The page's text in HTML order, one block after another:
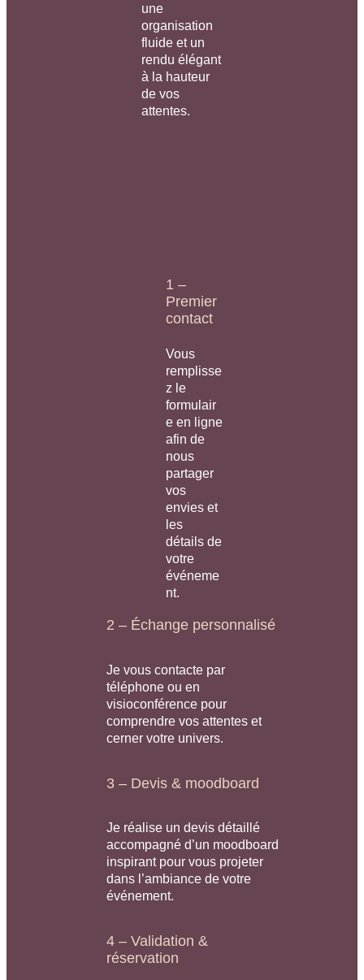
une
organisation
fluide et un
rendu élégant
à la hauteur
de vos
attentes.
1 –
Premier
contact
Vous
remplisse
z le
formulair
e en ligne
afin de
nous
partager
vos
envies et
les
détails de
votre
événeme
nt.
2 – Échange personnalisé
Je vous contacte par
téléphone ou en
visioconférence pour
comprendre vos attentes et
cerner votre univers.
3 – Devis & moodboard
Je réalise un devis détaillé
accompagné d’un moodboard
inspirant pour vous projeter
dans l’ambiance de votre
événement.
4 – Validation &
réservation